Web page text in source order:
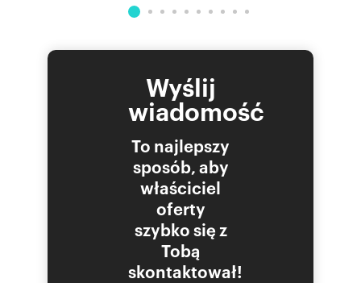
Wyślij
wiadomość
To najlepszy
sposób, aby
właściciel
oferty
szybko się z
Tobą
skontaktował!